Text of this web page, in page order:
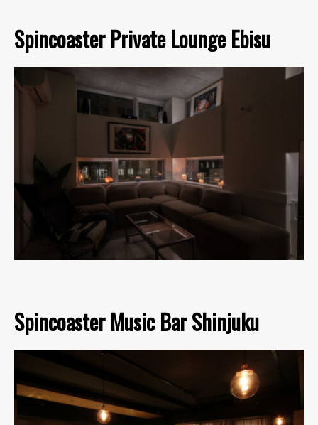
Spincoaster Private Lounge Ebisu
Spincoaster Music Bar Shinjuku